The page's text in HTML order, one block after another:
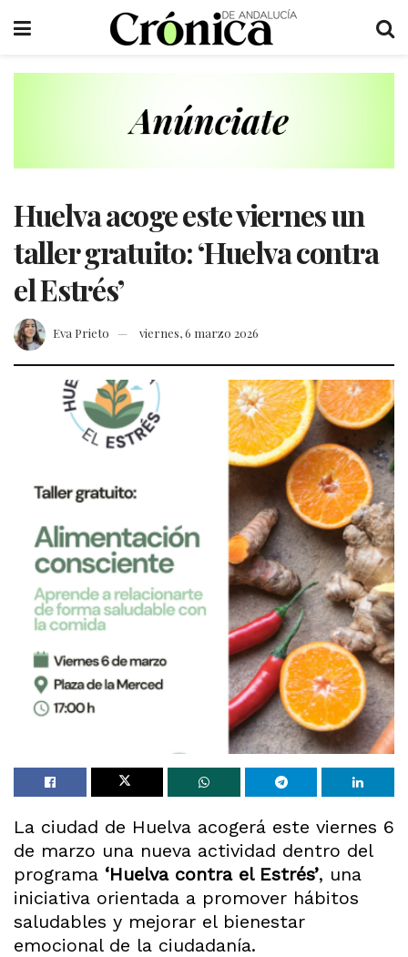
Huelva acoge este viernes un
taller gratuito: ‘Huelva contra
el Estrés’
Eva Prieto viernes, 6 marzo 2026
La ciudad de Huelva acogerá este viernes 6
de marzo una nueva actividad dentro del
programa ‘Huelva contra el Estrés’, una
iniciativa orientada a promover hábitos
saludables y mejorar el bienestar
emocional de la ciudadanía.